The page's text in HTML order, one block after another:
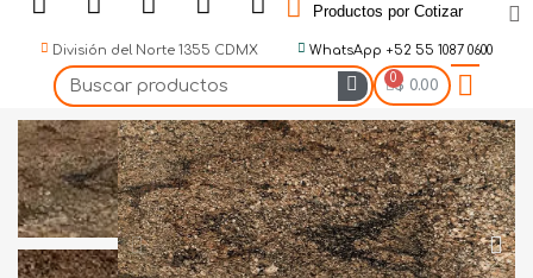
Productos por Cotizar
División del Norte 1355 CDMX WhatsApp +52 55 1087 0600
$ 0.00